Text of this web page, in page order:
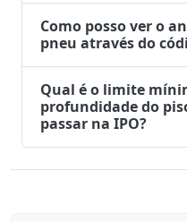
Como posso ver o
pneu através do
Qual é o limite
profundidade do
passar na IPO?